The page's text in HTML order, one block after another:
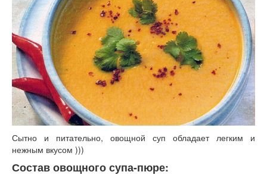
Сытно и питательно, овощной суп обладает легким и
нежным вкусом )))
Состав овощного супа-пюре: